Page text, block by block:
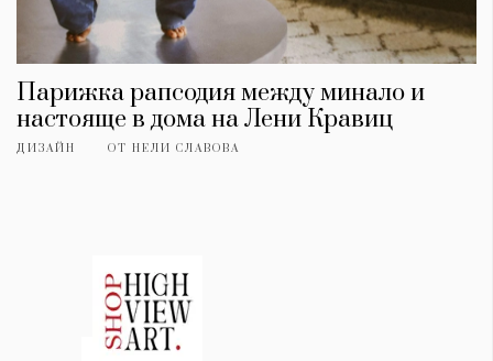
Парижка рапсодия между минало и
настояще в дома на Лени Кравиц
ДИЗАЙН ОТ НЕЛИ СЛАВОВА